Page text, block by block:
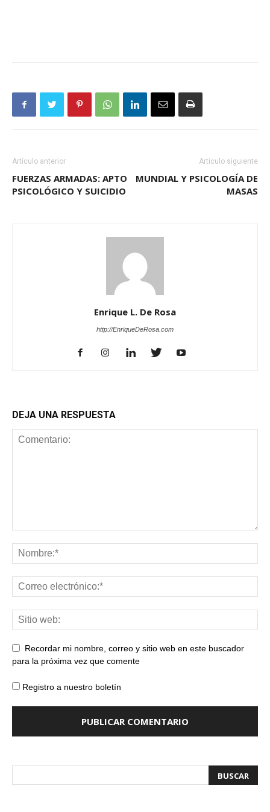
Artículo anterior
FUERZAS ARMADAS: APTO
PSICOLÓGICO Y SUICIDIO
Artículo siguiente
MUNDIAL Y PSICOLOGÍA DE
MASAS
Enrique L. De Rosa
http://EnriqueDeRosa.com
DEJA UNA RESPUESTA
Recordar mi nombre, correo y sitio web en este buscador
para la próxima vez que comente
Registro a nuestro boletín